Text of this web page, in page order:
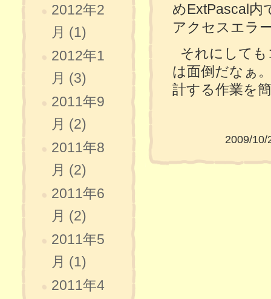
めExtPascal内
アクセスエラ
それにして
は面倒だなぁ
計する作業を
2009/
2012年2
月 (1)
2012年1
月 (3)
2011年9
月 (2)
2011年8
月 (2)
2011年6
月 (2)
2011年5
月 (1)
2011年4